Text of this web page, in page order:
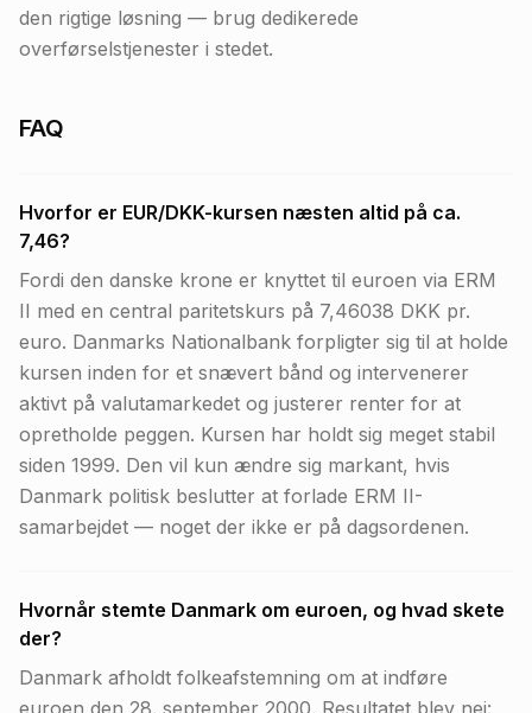
den rigtige løsning — brug dedikerede
overførselstjenester i stedet.
FAQ
Hvorfor er EUR/DKK-kursen næsten altid på ca.
7,46?
Fordi den danske krone er knyttet til euroen via ERM
II med en central paritetskurs på 7,46038 DKK pr.
euro. Danmarks Nationalbank forpligter sig til at holde
kursen inden for et snævert bånd og intervenerer
aktivt på valutamarkedet og justerer renter for at
opretholde peggen. Kursen har holdt sig meget stabil
siden 1999. Den vil kun ændre sig markant, hvis
Danmark politisk beslutter at forlade ERM II-
samarbejdet — noget der ikke er på dagsordenen.
Hvornår stemte Danmark om euroen, og hvad skete
der?
Danmark afholdt folkeafstemning om at indføre
euroen den 28. september 2000. Resultatet blev nej: